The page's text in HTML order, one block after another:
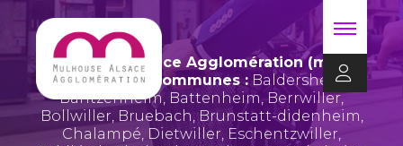
Mulhouse Alsace Agglomération (m2A)
regroupe 39 communes : Baldersheim,
Bantzenheim, Battenheim, Berrwiller,
Bollwiller, Bruebach,Brunstatt-didenheim,
Chalampé, Dietwiller, Eschentzwiller,